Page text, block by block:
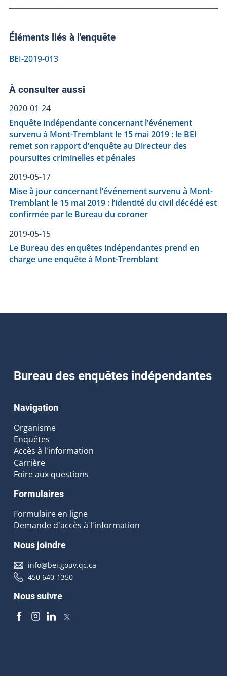
Éléments liés à l'enquête
BEI-2019-013
À consulter aussi
2020-01-24
Enquête indépendante concernant l’événement
survenu à Mont-Tremblant le 15 mai 2019 : le BEI
remet son rapport d’enquête au Directeur des
poursuites criminelles et pénales
2019-05-17
Mise à jour concernant l’événement survenu à Mont-
Tremblant le 15 mai 2019 : l’identité du civil décédé est
confirmée par le Bureau du coroner
2019-05-15
Le Bureau des enquêtes indépendantes prend en
charge une enquête à Mont-Tremblant
Bureau des enquêtes indépendantes
Navigation
Organisme
Enquêtes
Accès à l'information
Carrière
Foire aux questions
Formulaires
Formulaire en ligne
Demande d'accès à l'information
Nous joindre
info@bei.gouv.qc.ca
450 640-1350
Nous suivre